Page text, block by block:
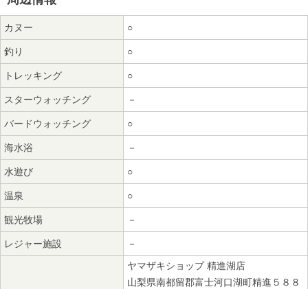
カヌー ○
釣り ○
トレッキング ○
スターウォッチング －
バードウォッチング ○
海水浴 －
水遊び ○
温泉 ○
観光牧場 －
レジャー施設 －
ヤマザキショップ 精進湖店
山梨県南都留郡富士河口湖町精進５８８